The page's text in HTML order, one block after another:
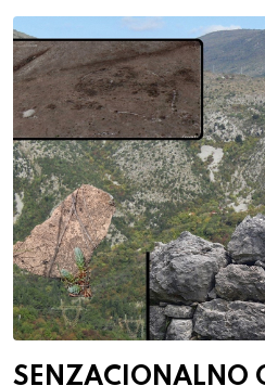
SENZACIONALNO